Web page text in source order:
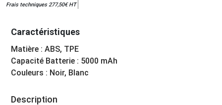
Frais techniques 277,50€ HT
Caractéristiques
Matière : ABS, TPE
Capacité Batterie : 5000 mAh
Couleurs : Noir, Blanc
Description